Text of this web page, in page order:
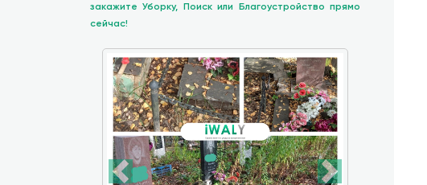
закажите Уборку, Поиск или Благоустройство прямо
сейчас!